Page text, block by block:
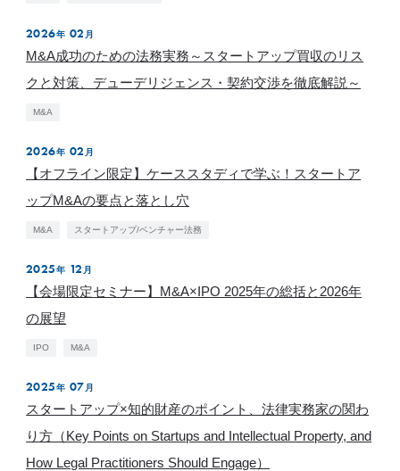
2026年 02 月
M&A成功のための法務実務～スタートアップ買収のリス
クと対策、デューデリジェンス・契約交渉を徹底解説～
M&A
2026年 02 月
【オフライン限定】ケーススタディで学ぶ！スタートア
ップM&Aの要点と落とし穴
M&A スタートアップ/ベンチャー法務
2025 年 12 月
【会場限定セミナー】M&A×IPO 2025年の総括と2026年
の展望
IPO M&A
2025 年 07 月
スタートアップ×知的財産のポイント、法律実務家の関わ
り方（Key Points on Startups and Intellectual Property, and
How Legal Practitioners Should Engage）